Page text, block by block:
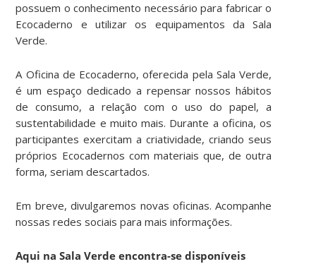
possuem o conhecimento necessário para fabricar o
Ecocaderno e utilizar os equipamentos da Sala
Verde.
A Oficina de Ecocaderno, oferecida pela Sala Verde,
é um espaço dedicado a repensar nossos hábitos
de consumo, a relação com o uso do papel, a
sustentabilidade e muito mais. Durante a oficina, os
participantes exercitam a criatividade, criando seus
próprios Ecocadernos com materiais que, de outra
forma, seriam descartados.
Em breve, divulgaremos novas oficinas. Acompanhe
nossas redes sociais para mais informações.
Aqui na Sala Verde encontra-se disponíveis